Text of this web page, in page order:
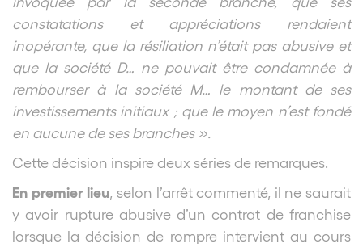
constatations et appréciations rendaient
inopérante, que la résiliation n’était pas abusive et
que la société D… ne pouvait être condamnée à
rembourser à la société M… le montant de ses
investissements initiaux ; que le moyen n’est fondé
en aucune de ses branches ».
Cette décision inspire deux séries de remarques.
En premier lieu , selon l’arrêt commenté, il ne saurait
y avoir rupture abusive d’un contrat de franchise
lorsque la décision de rompre intervient au cours